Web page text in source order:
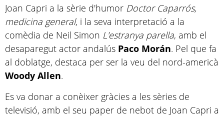
Joan Capri a la sèrie d'humor Doctor Caparrós,
medicina general, i la seva interpretació a la
comèdia de Neil Simon L'estranya parella, amb el
desaparegut actor andalús Paco Morán. Pel que fa
al doblatge, destaca per ser la veu del nord-americà
Woody Allen.
Es va donar a conèixer gràcies a les sèries de
televisió, amb el seu paper de nebot de Joan Capri a